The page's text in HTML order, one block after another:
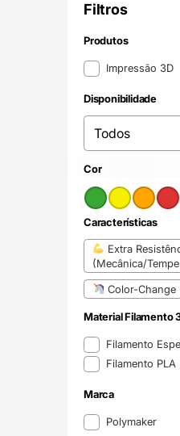
Filtros
Produtos
ProdutosImpressão 3D
Disponibilidade
Disponibilidade
Disponibilidade
Cor
Cor
VerdeAmarelo
Características
Características
Extra
(Mecânica/
Color-Change
Material Filamento
Material Filamento
Filamento
Filamento PLA
Marca
MarcaPolymaker